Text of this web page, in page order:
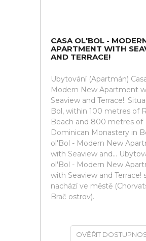
CASA OL'BOL -
APARTMENT WITH
AND TERRACE!
Ubytování (Apartmán)
Modern New Apartment
Seaview and Terrace!.
Bol, within 100 metres of
Beach and 800 metres of
Dominican Monastery in
ol'Bol - Modern New
with Seaview and...
ol'Bol - Modern New
with Seaview and Terrace!
nachází ve městě
Brač ostrov).
OVĚŘIT